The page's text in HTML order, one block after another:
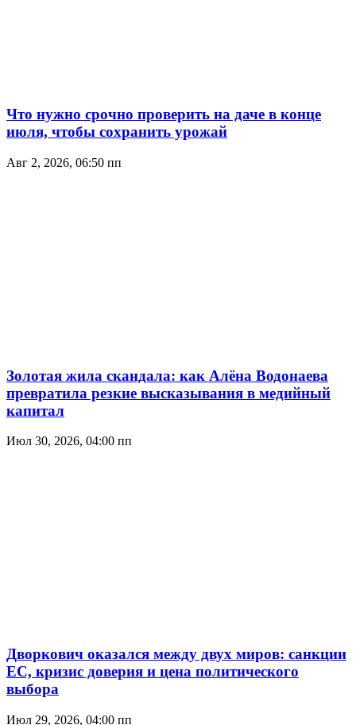
Что нужно срочно проверить на даче в конце
июля, чтобы сохранить урожай
Авг 2, 2026, 06:50 пп
Золотая жила скандала: как Алёна Водонаева
превратила резкие высказывания в медийный
капитал
Июл 30, 2026, 04:00 пп
Дворкович оказался между двух миров: санкции
ЕС, кризис доверия и цена политического
выбора
Июл 29, 2026, 04:00 пп